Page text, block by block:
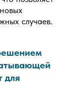
случаев.
для